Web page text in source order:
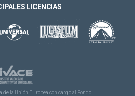
LICENCIAS
la Unión Europea con cargo al Fondo